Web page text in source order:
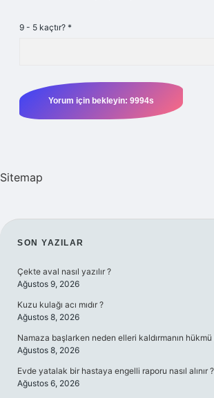
9 - 5 kaçtır? *
Sitemap
SIDEBAR
SON YAZILAR
Çekte aval nasıl yazılır ?
Ağustos 9, 2026
Kuzu kulağı acı mıdır ?
Ağustos 8, 2026
Namaza başlarken neden elleri kaldırmanın hükmü
Ağustos 8, 2026
Evde yatalak bir hastaya engelli raporu nasıl alınır ?
Ağustos 6, 2026